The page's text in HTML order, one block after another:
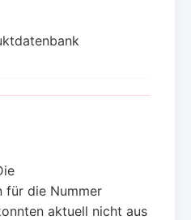
für die Nummer
aktuell nicht aus